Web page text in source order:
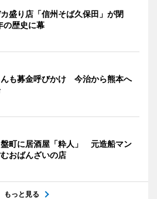
盛り店「信州そば久保田」が閉
歴史に幕
も募金呼びかけ 今治から熊本へ
町に居酒屋「粋人」 元造船マン
おばんざいの店
もっと見る